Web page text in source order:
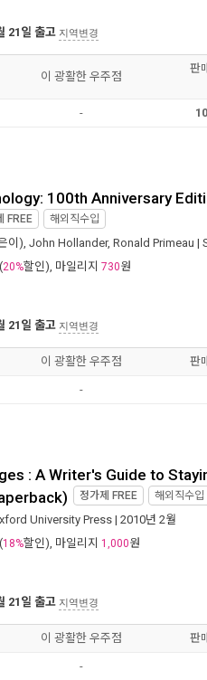
21일 출고 지역변경
이 광활한 우주점
판
-
100th Anniversary
FREE 해외직수입
이), John Hollander, Ronald Primeau |
(20%할인), 마일리지 730원
21일 출고 지역변경
이 광활한 우주점 판
-
: A Writer's Guide to
정가제 FREE 해외직수입
University Press| 2010년 2월
(18%할인), 마일리지 1,000원
21일 출고 지역변경
이 광활한 우주점 판
-